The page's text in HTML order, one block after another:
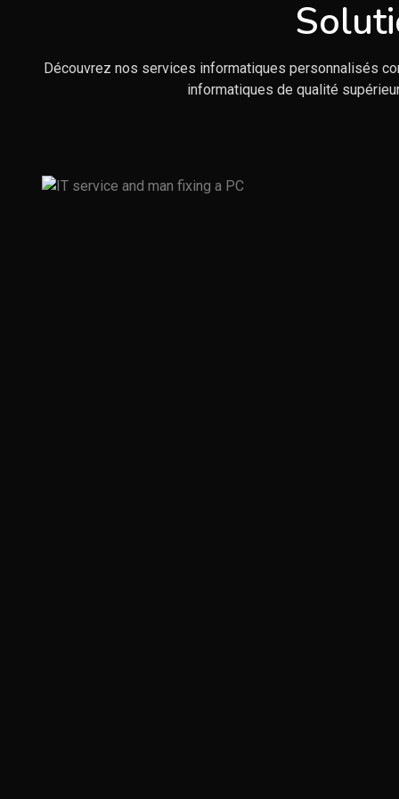
Découvrez nos services informatiques personnalisés
informatiques de qualité